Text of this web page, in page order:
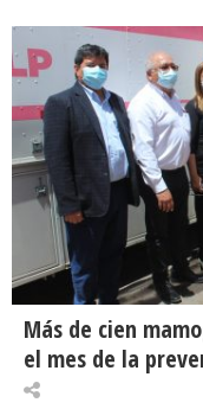
Más de cien
el mes de la